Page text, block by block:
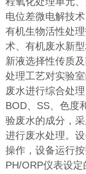
电位差微电解技
有机生物活性处
术、有机废水新
新液选择性传质
处理工艺对实验
废水进行综合处
BOD、SS、色度
验废水的成分，
进行废水处理。
操作，设备运行
PH/ORP仪表设